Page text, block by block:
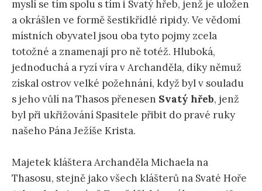
myslí se tím spolu s tím i Svatý hřeb, jenž je uložen
a okrášlen ve formě šestikřídlé ripidy. Ve vědomí
místních obyvatel jsou oba tyto pojmy zcela
totožné a znamenají pro ně totéž. Hluboká,
jednoduchá a ryzí víra v Archanděla, díky němuž
získal ostrov velké požehnání, když byl v souladu
s jeho vůlí na Thasos přenesen Svatý hřeb, jenž
byl při ukřižování Spasitele přibit do pravé ruky
našeho Pána Ježíše Krista.
Majetek kláštera Archanděla Michaela na
Thasosu, stejně jako všech klášterů na Svaté Hoře